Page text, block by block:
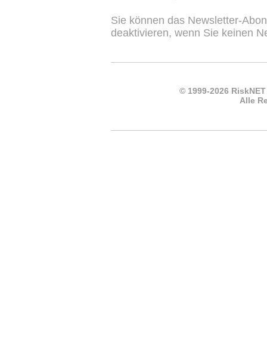
Sie können das Newsletter-
deaktivieren, wenn Sie keinen
© 1999-2026
Alle